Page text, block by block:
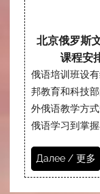
北京俄罗斯
课程安
俄语培训班设
邦教育和科技
外俄语教学方
俄语学习到掌
Далее / 更多